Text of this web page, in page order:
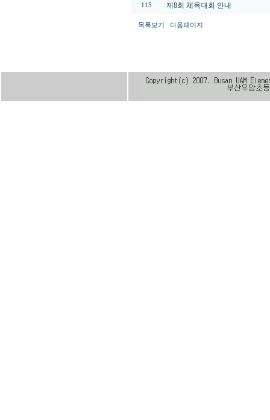
115 제8회 체육대회 안내
목록보기 다음페이지